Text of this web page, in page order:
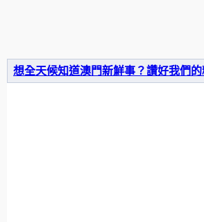
想全天候知道澳門新鮮事？讚好我們的